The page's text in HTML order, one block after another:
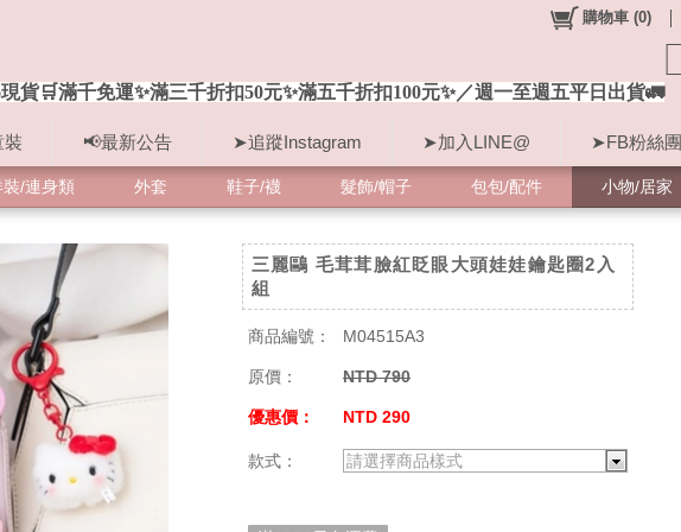
裝 📢最新公告 ➤追蹤Instagram ➤加入LINE@ ➤FB粉絲團
購物車 (0)
貨🛒滿千免運✨滿三千折扣50元✨滿五千折扣100元✨／週一至週五平日出貨🚛
裝/連身類 外套 鞋子/襪 髮飾/帽子 包包/配件 小物/居家
三麗鷗 毛茸茸臉紅眨眼大頭娃娃鑰匙圈2入
組
商品編號： M04515A3
原價： NTD 790
優惠價： NTD 290
款式： 請選擇商品樣式